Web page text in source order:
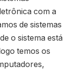
com a
de sistemas
o sistema está
temos os